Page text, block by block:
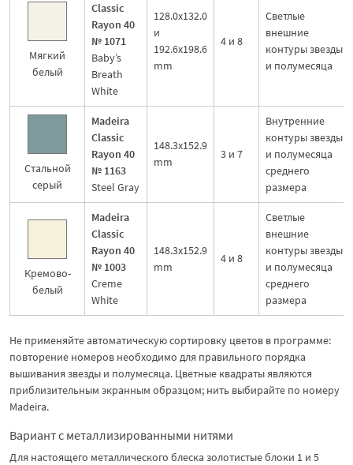
Мягкий
белый
Classic
Rayon 40
№ 1071
Baby’s
Breath
White
128.0x132.0
и
192.6x198.6
mm
4 и 8
Светлые
внешние
контуры звезды
и полумесяца
Стальной
серый
Madeira
Classic
Rayon 40
№ 1163
Steel Gray
148.3x152.9
mm
3 и 7
Внутренние
контуры звезды
и полумесяца
среднего
размера
Кремово-
белый
Madeira
Classic
Rayon 40
№ 1003
Creme
White
148.3x152.9
mm
4 и 8
Светлые
внешние
контуры звезды
и полумесяца
среднего
размера
Не применяйте автоматическую сортировку цветов в программе:
повторение номеров необходимо для правильного порядка
вышивания звезды и полумесяца. Цветные квадраты являются
приблизительным экранным образцом; нить выбирайте по номеру
Madeira.
Вариант с металлизированными нитями
Для настоящего металлического блеска золотистые блоки 1 и 5